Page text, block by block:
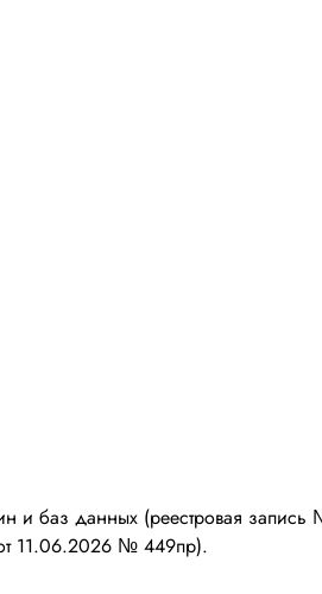
и баз данных (реестровая
11.06.2026 № 449пр).